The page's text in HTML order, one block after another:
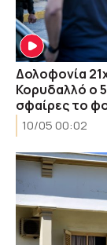
Δολοφονία
Κορυδαλλό ο
σφαίρες το
10/05 00:02